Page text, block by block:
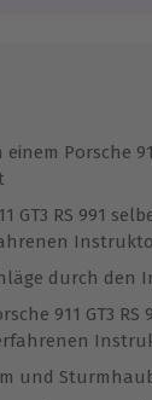
Porsche
GT3 RS 991
durch den
911 GT3
und